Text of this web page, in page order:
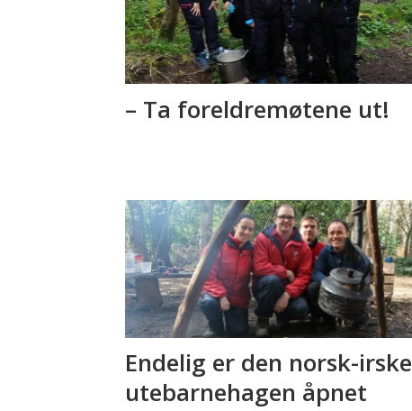
– Ta foreldremøtene ut!
Endelig er den norsk-irske
utebarnehagen åpnet